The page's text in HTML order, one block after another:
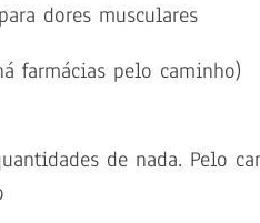
dores musculares
farmácias pelo caminho)
de nada. Pelo